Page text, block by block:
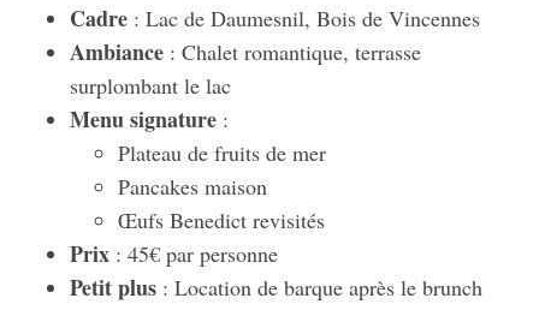
Cadre: Lac de Daumesnil, Bois de Vincennes
Ambiance: Chalet romantique, terrasse
surplombant le lac
Menu signature:
Plateau de fruits de mer
Pancakes maison
Œufs Benedict revisités
Prix: 45€ par personne
Petit plus: Location de barque après le brunch